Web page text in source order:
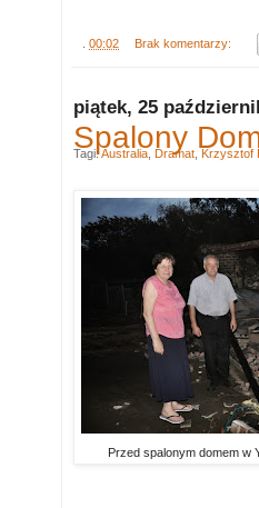
00:02 Brak komentarzy:
piątek, 25
Spalony
Przed spalonym domem w
Tagi:Australia Dramat Krzysztof